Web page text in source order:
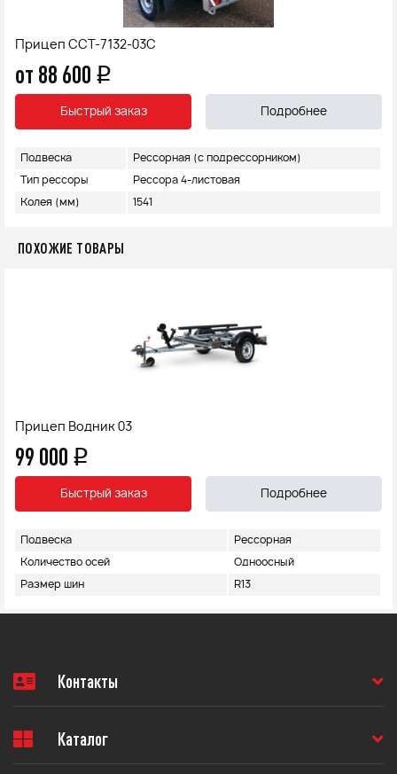
Прицеп ССТ-7132-03С
от 88 600 q
Быстрый заказ Подробнее
Подвеска Рессорная (с подрессорником)
Тип рессоры Рессора 4-листовая
Колея (мм) 1541
ПОХОЖИЕ ТОВАРЫ
Прицеп Водник 03
99 000 q
Быстрый заказ Подробнее
Подвеска Рессорная
Количество осей Одноосный
Размер шин R13
Контакты
Каталог